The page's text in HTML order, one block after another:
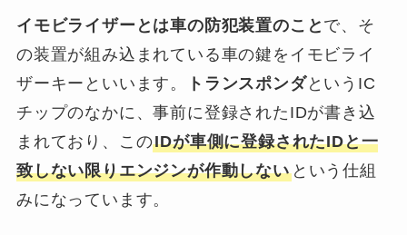
イモビライザーとは車の防犯装置のこと で、そ
の装置が組み込まれている車の鍵をイモビライ
ザーキーといいます。
トランスポンダというIC
チップのなかに、事前に登録されたIDが書き込
まれており、このIDが車側に登録されたIDと一
致しない限りエンジンが作動しないという仕組
みになっています。